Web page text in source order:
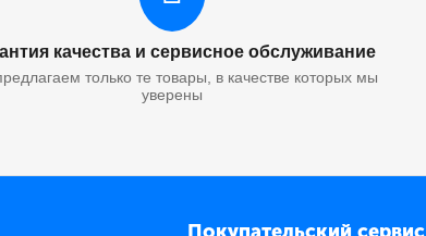
качества и сервисное обслуживание
только те товары, в качестве которых мы
уверены